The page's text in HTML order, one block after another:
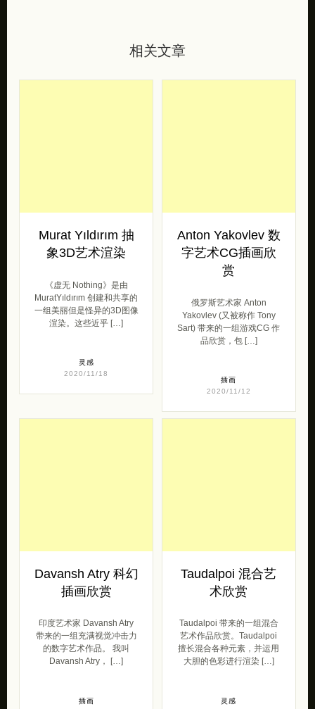
相关文章
Murat Yıldırım 抽
象3D艺术渲染
《虚无 Nothing》是由
MuratYıldırım 创建和共享的
一组美丽但是怪异的3D图像
渲染。这些近乎 […]
灵感
2020/11/18
Anton Yakovlev 数
字艺术CG插画欣
赏
俄罗斯艺术家 Anton
Yakovlev (又被称作 Tony
Sart) 带来的一组游戏CG 作
品欣赏，包 […]
插画
2020/11/12
Davansh Atry 科幻
插画欣赏
印度艺术家 Davansh Atry
带来的一组充满视觉冲击力
的数字艺术作品。 我叫
Davansh Atry， […]
插画
Taudalpoi 混合艺
术欣赏
Taudalpoi 带来的一组混合
艺术作品欣赏。Taudalpoi
擅长混合各种元素，并运用
大胆的色彩进行渲染 […]
灵感